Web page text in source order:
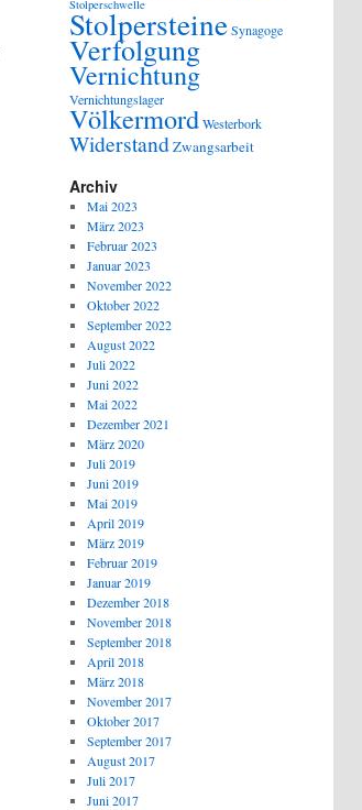
Stolperschwelle
StolpersteineSynagoge
Verfolgung
Vernichtung
Vernichtungslager
VölkermordWesterbork
WiderstandZwangsarbeit
Archiv
Mai 2023
März 2023
Februar 2023
Januar 2023
November 2022
Oktober 2022
September 2022
August 2022
Juli 2022
Juni 2022
Mai 2022
Dezember 2021
März 2020
Juli 2019
Juni 2019
Mai 2019
April 2019
März 2019
Februar 2019
Januar 2019
Dezember 2018
November 2018
September 2018
April 2018
März 2018
November 2017
Oktober 2017
September 2017
August 2017
Juli 2017
Juni 2017